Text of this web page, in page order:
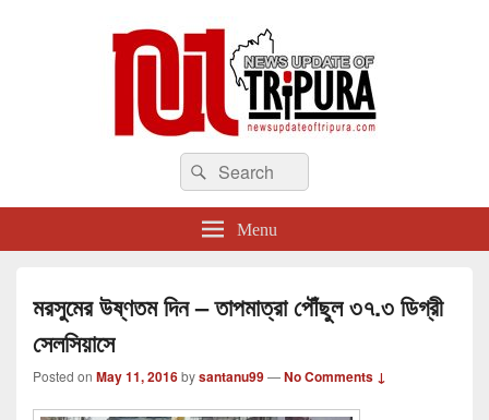
newsupdateoftripura.com
The one & only exceptional Bengali Version online news & infotainment portal
in Tripura.
Search
for:
Search
Menu
মরসুমের উষ্ণতম দিন – তাপমাত্রা পৌঁছুল ৩৭.৩ ডিগ্রী
সেলসিয়াসে
Posted on May 11, 2016bysantanu99—No Comments ↓